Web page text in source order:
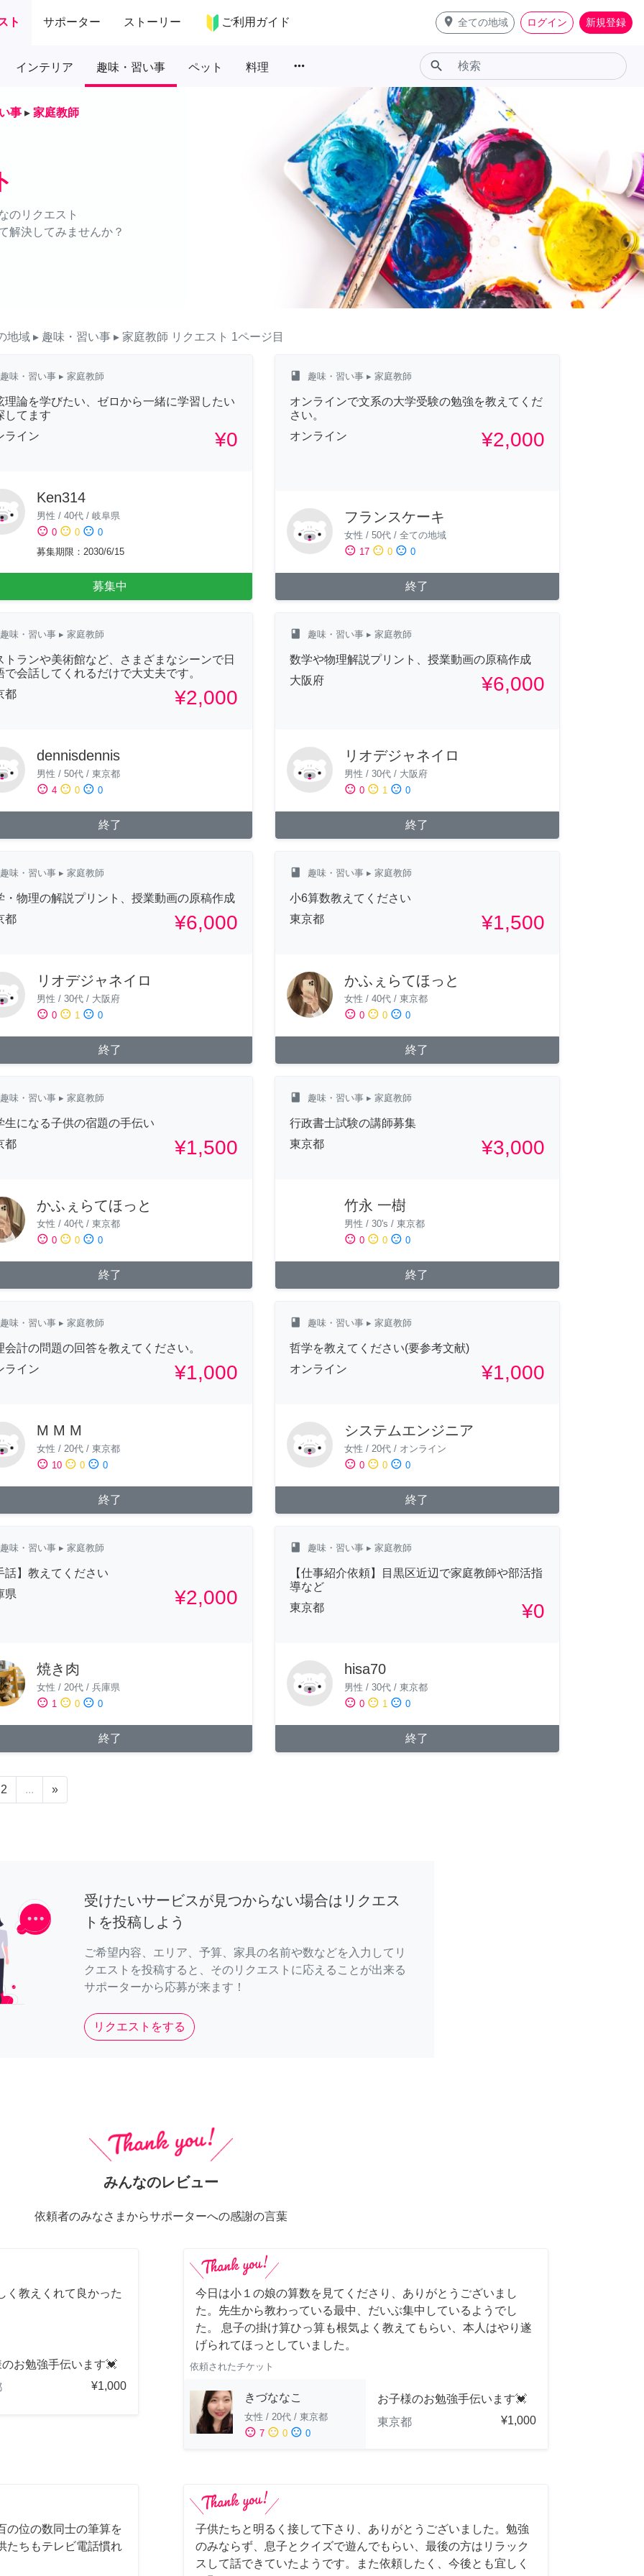
ト サポーター ストーリー ご利用ガイド place 全ての地域 ログイン 新規登録
インテリア 趣味・習い事 ペット 料理 more_horiz search
事 ▸ 家庭教師
のリクエスト
解決してみませんか？
地域 ▸ 趣味・習い事 ▸ 家庭教師 リクエスト 1ページ目
趣味・習い事 ▸ 家庭教師
理論を学びたい、ゼロから一緒に学習したい
してます
ライン
¥0
Ken314
男性 / 40代 / 岐阜県
sentiment_satisfied 0 sentiment_neutral 0 sentiment_dissatisfied 0
募集期限 ： 2030/6/15
募集中
class 趣味・習い事▸ 家庭教師
オンラインで文系の大学受験の勉強を教えてくだ
さい。
オンライン
¥2,000
フランスケーキ
女性 / 50代/ 全ての地域
sentiment_satisfied 17 sentiment_neutral 0 sentiment_dissatisfied 0
終了
趣味・習い事 ▸ 家庭教師
トランや美術館など、さまざまなシーンで日
で会話してくれるだけで大丈夫です。
都
¥2,000
dennisdennis
男性 / 50代 / 東京都
sentiment_satisfied 4 sentiment_neutral 0 sentiment_dissatisfied 0
終了
class 趣味・習い事▸ 家庭教師
数学や物理解説プリント、授業動画の原稿作成
大阪府
¥6,000
リオデジャネイロ
男性 / 30代/ 大阪府
sentiment_satisfied 0 sentiment_neutral 1 sentiment_dissatisfied 0
終了
趣味・習い事 ▸ 家庭教師
・物理の解説プリント、授業動画の原稿作成
都
¥6,000
リオデジャネイロ
男性 / 30代 / 大阪府
sentiment_satisfied 0 sentiment_neutral 1 sentiment_dissatisfied 0
終了
class 趣味・習い事▸ 家庭教師
小6算数教えてください
東京都
¥1,500
かふぇらてほっと
女性 / 40代/ 東京都
sentiment_satisfied 0 sentiment_neutral 0 sentiment_dissatisfied 0
終了
趣味・習い事 ▸ 家庭教師
生になる子供の宿題の手伝い
都
¥1,500
かふぇらてほっと
女性 / 40代 / 東京都
sentiment_satisfied 0 sentiment_neutral 0 sentiment_dissatisfied 0
終了
class 趣味・習い事▸ 家庭教師
行政書士試験の講師募集
東京都
¥3,000
竹永 一樹
男性 / 30's / 東京都
sentiment_satisfied 0 sentiment_neutral 0 sentiment_dissatisfied 0
終了
趣味・習い事 ▸ 家庭教師
会計の問題の回答を教えてください。
ライン
¥1,000
M M M
女性 / 20代 / 東京都
sentiment_satisfied 10 sentiment_neutral 0 sentiment_dissatisfied 0
終了
class 趣味・習い事▸ 家庭教師
哲学を教えてください(要参考文献)
オンライン
¥1,000
システムエンジニア
女性 / 20代/ オンライン
sentiment_satisfied 0 sentiment_neutral 0 sentiment_dissatisfied 0
終了
趣味・習い事 ▸ 家庭教師
話】教えてください
県
¥2,000
焼き肉
女性 / 20代 / 兵庫県
sentiment_satisfied 1 sentiment_neutral 0 sentiment_dissatisfied 0
終了
class 趣味・習い事▸ 家庭教師
【仕事紹介依頼】目黒区近辺で家庭教師や部活指
導など
東京都
¥0
hisa70
男性 / 30代/ 東京都
sentiment_satisfied 0 sentiment_neutral 1 sentiment_dissatisfied 0
終了
2 ... »
受けたいサービスが見つからない場合はリクエス
トを投稿しよう
ご希望内容、エリア、予算、家具の名前や数などを入力してリ
クエストを投稿すると、そのリクエストに応えることが出来る
サポーターから応募が来ます！
リクエストをする
みんなのレビュー
依頼者のみなさまからサポーターへの感謝の言葉
く教えくれて良かった
お勉強手伝います💓
¥1,000
今日は小１の娘の算数を見てくださり、ありがとうございまし
た。先生から教わっている最中、だいぶ集中しているようでし
た。 息子の掛け算ひっ算も根気よく教えてもらい、本人はやり遂
げられてほっとしていました。
依頼されたチケット
きづななこ
女性 / 20代 / 東京都
sentiment_satisfied 7 sentiment_neutral 0 sentiment_dissatisfied 0
お子様のお勉強手伝います💓
東京都
¥1,000
の位の数同士の筆算を
たちもテレビ電話慣れ
子供たちと明るく接して下さり、ありがとうございました。勉強
のみならず、息子とクイズで遊んでもらい、最後の方はリラック
スして話できていたようです。また依頼したく、今後とも宜しく